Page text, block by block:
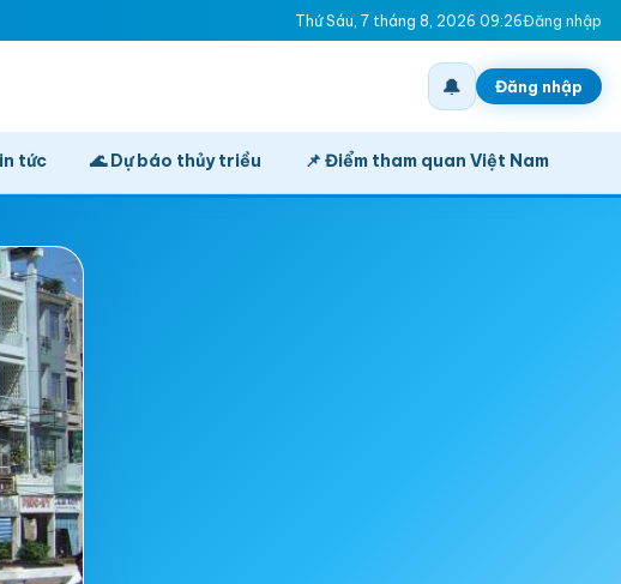
Thứ Sáu, 7 tháng 8, 2026 09:26Đăng nhập
🔔 Đăng nhập
tức 🌊 Dự báo thủy triều 📌 Điểm tham quan Việt Nam